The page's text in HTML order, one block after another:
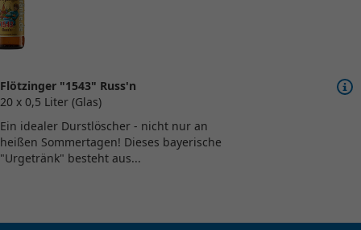
Flötzinger "1543" Russ'n
20 x 0,5 Liter (Glas)
Ein idealer Durstlöscher - nicht nur an
heißen Sommertagen! Dieses bayerische
"Urgetränk" besteht aus...